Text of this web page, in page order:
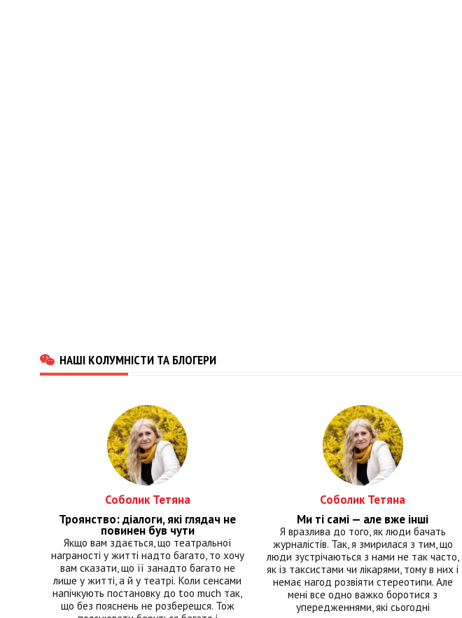
НАШІ КОЛУМНІСТИ ТА БЛОГЕРИ
Соболик Тетяна
Троянство: діалоги, які глядач не
повинен був чути
Якщо вам здається, що театральної
награності у житті надто багато, то хочу
вам сказати, що її занадто багато не
лише у житті, а й у театрі. Коли сенсами
напічкують постановку до too much так,
що без пояснень не розберешся. Тож
Соболик Тетяна
Ми ті самі — але вже інші
Я вразлива до того, як люди бачать
журналістів. Так, я змирилася з тим, що
люди зустрічаються з нами не так часто,
як із таксистами чи лікарями, тому в них і
немає нагод розвіяти стереотипи. Але
мені все одно важко боротися з
упередженнями, які сьогодні